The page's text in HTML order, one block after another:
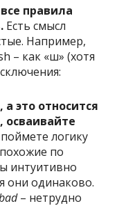
правила
Есть смысл
Например,
– как «ш» (хотя
это относится
осваивайте
логику
по
интуитивно
они одинаково.
– нетрудно